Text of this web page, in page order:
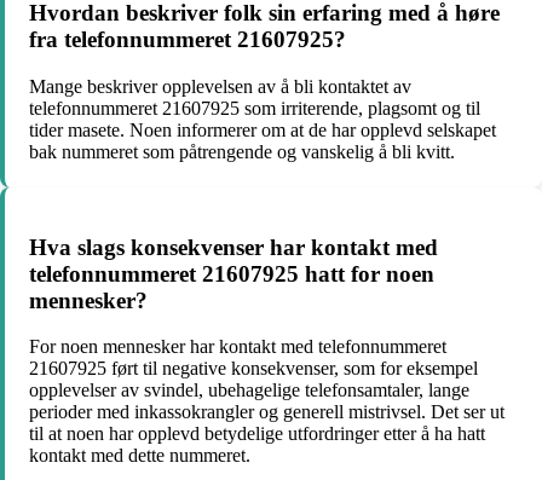
Hvordan beskriver folk sin erfaring med å høre
fra telefonnummeret 21607925?
Mange beskriver opplevelsen av å bli kontaktet av
telefonnummeret 21607925 som irriterende, plagsomt og til
tider masete. Noen informerer om at de har opplevd selskapet
bak nummeret som påtrengende og vanskelig å bli kvitt.
Hva slags konsekvenser har kontakt med
telefonnummeret 21607925 hatt for noen
mennesker?
For noen mennesker har kontakt med telefonnummeret
21607925 ført til negative konsekvenser, som for eksempel
opplevelser av svindel, ubehagelige telefonsamtaler, lange
perioder med inkassokrangler og generell mistrivsel. Det ser ut
til at noen har opplevd betydelige utfordringer etter å ha hatt
kontakt med dette nummeret.